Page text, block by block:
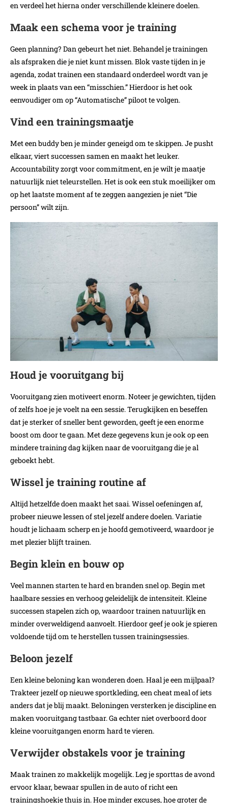
en verdeel het hierna onder verschillende kleinere doelen.
Maak een schema voor je training
Geen planning? Dan gebeurt het niet. Behandel je trainingen
als afspraken die je niet kunt missen. Blok vaste tijden in je
agenda, zodat trainen een standaard onderdeel wordt van je
week in plaats van een “misschien.” Hierdoor is het ook
eenvoudiger om op “Automatische” piloot te volgen.
Vind een trainingsmaatje
Met een buddy ben je minder geneigd om te skippen. Je pusht
elkaar, viert successen samen en maakt het leuker.
Accountability zorgt voor commitment, en je wilt je maatje
natuurlijk niet teleurstellen. Het is ook een stuk moeilijker om
op het laatste moment af te zeggen aangezien je niet “Die
persoon” wilt zijn.
Houd je vooruitgang bij
Vooruitgang zien motiveert enorm. Noteer je gewichten, tijden
of zelfs hoe je je voelt na een sessie. Terugkijken en beseffen
dat je sterker of sneller bent geworden, geeft je een enorme
boost om door te gaan. Met deze gegevens kun je ook op een
mindere training dag kijken naar de vooruitgang die je al
geboekt hebt.
Wissel je training routine af
Altijd hetzelfde doen maakt het saai. Wissel oefeningen af,
probeer nieuwe lessen of stel jezelf andere doelen. Variatie
houdt je lichaam scherp en je hoofd gemotiveerd, waardoor je
met plezier blijft trainen.
Begin klein en bouw op
Veel mannen starten te hard en branden snel op. Begin met
haalbare sessies en verhoog geleidelijk de intensiteit. Kleine
successen stapelen zich op, waardoor trainen natuurlijk en
minder overweldigend aanvoelt. Hierdoor geef je ook je spieren
voldoende tijd om te herstellen tussen trainingsessies.
Beloon jezelf
Een kleine beloning kan wonderen doen. Haal je een mijlpaal?
Trakteer jezelf op nieuwe sportkleding, een cheat meal of iets
anders dat je blij maakt. Beloningen versterken je discipline en
maken vooruitgang tastbaar. Ga echter niet overboord door
kleine vooruitgangen enorm hard te vieren.
Verwijder obstakels voor je training
Maak trainen zo makkelijk mogelijk. Leg je sporttas de avond
ervoor klaar, bewaar spullen in de auto of richt een
trainingshoekje thuis in. Hoe minder excuses, hoe groter de